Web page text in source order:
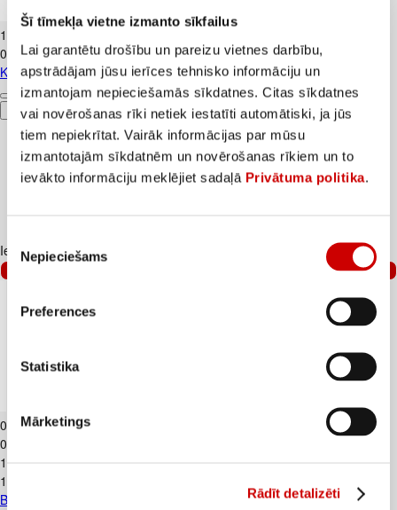
Šī tīmekļa vietne izmanto sīkfailus
Lai garantētu drošību un pareizu vietnes darbību,
apstrādājam jūsu ierīces tehnisko informāciju un
izmantojam nepieciešamās sīkdatnes. Citas sīkdatnes
vai novērošanas rīki netiek iestatīti automātiski, ja jūs
tiem nepiekrītat. Vairāk informācijas par mūsu
izmantotajām sīkdatnēm un novērošanas rīkiem un to
ievākto informāciju meklējiet sadaļā Privātuma politika.
izvēle
Nepieciešams
Preferences
Statistika
Mārketings
Rādīt detalizēti
Kūtī dētas olas 10gab.
1
0,18€/gab.
Kūtī dētas olas 10gab.
Pievienot
Iesakām ar
0
89€
0,89€/kg
1
1,19€/kg
Banāni CAVENDISH kg